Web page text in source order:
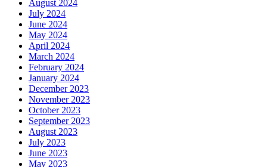
August 2024
July 2024
June 2024
May 2024
April 2024
March 2024
February 2024
January 2024
December 2023
November 2023
October 2023
September 2023
August 2023
July 2023
June 2023
May 2023